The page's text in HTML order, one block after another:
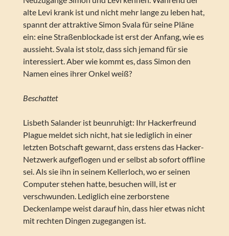
alte Levi krank ist und nicht mehr lange zu leben hat,
spannt der attraktive Simon Svala für seine Pläne
ein: eine Straßenblockade ist erst der Anfang, wie es
aussieht. Svala ist stolz, dass sich jemand für sie
interessiert. Aber wie kommt es, dass Simon den
Namen eines ihrer Onkel weiß?
Beschattet
Lisbeth Salander ist beunruhigt: Ihr Hackerfreund
Plague meldet sich nicht, hat sie lediglich in einer
letzten Botschaft gewarnt, dass erstens das Hacker-
Netzwerk aufgeflogen und er selbst ab sofort offline
sei. Als sie ihn in seinem Kellerloch, wo er seinen
Computer stehen hatte, besuchen will, ist er
verschwunden. Lediglich eine zerborstene
Deckenlampe weist darauf hin, dass hier etwas nicht
mit rechten Dingen zugegangen ist.